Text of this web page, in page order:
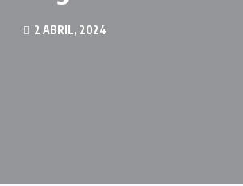
2 ABRIL, 2024